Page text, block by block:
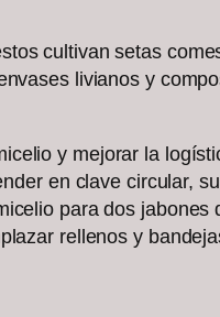
cultivan setas
livianos y
y mejorar la
en clave circular,
para dos jabones
rellenos y